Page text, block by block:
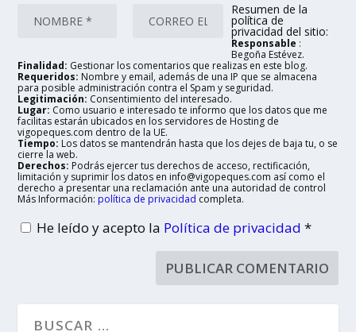
Resumen de la
política de
privacidad del sitio:
Responsable :
Begoña Estévez.
Finalidad: Gestionar los comentarios que realizas en este blog.
Requeridos: Nombre y email, además de una IP que se almacena
para posible administración contra el Spam y seguridad.
Legitimación: Consentimiento del interesado.
Lugar: Como usuario e interesado te informo que los datos que me
facilitas estarán ubicados en los servidores de Hosting de
vigopeques.com dentro de la UE.
Tiempo: Los datos se mantendrán hasta que los dejes de baja tu, o se
cierre la web.
Derechos: Podrás ejercer tus derechos de acceso, rectificación,
limitación y suprimir los datos en info@vigopeques.com así como el
derecho a presentar una reclamación ante una autoridad de control
Más Información: política de privacidad completa.
He leído y acepto la Política de privacidad*